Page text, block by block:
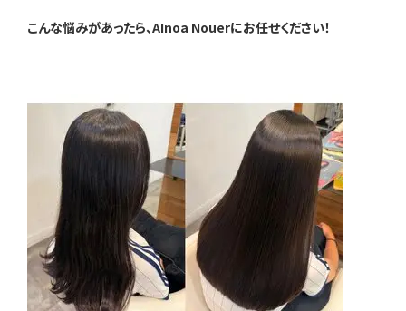
こんな悩みがあったら、AInoa Nouerにお任せください！